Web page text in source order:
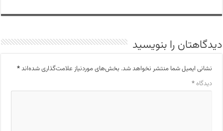
دیدگاهتان را بنویسید
نشانی ایمیل شما منتشر نخواهد شد. بخش‌های موردنیاز علامت‌گذاری شده‌اند*
دیدگاه*